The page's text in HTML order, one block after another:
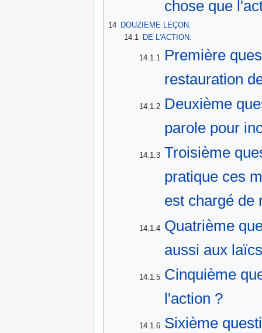
chose que
14 DOUZIEME LEÇON.
14.1
DE L'ACTION.
14.1.1
Première
restauration
14.1.2 Deuxième
parole pour
14.1.3 Troisième
pratique ces
est chargé de
14.1.4 Quatrième
aussi aux
14.1.5 Cinquième
l'action ?
14.1.6 Sixième